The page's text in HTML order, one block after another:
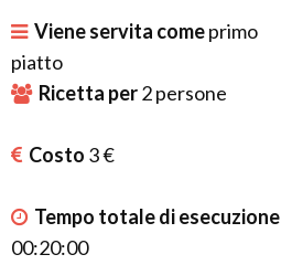
Viene servita comeprimo
piatto
Ricetta per2persone
Costo 3 €
Tempo totale di esecuzione
00:20:00